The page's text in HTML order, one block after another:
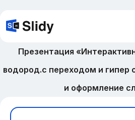
Презентация
водород.с переходом и
и оформление